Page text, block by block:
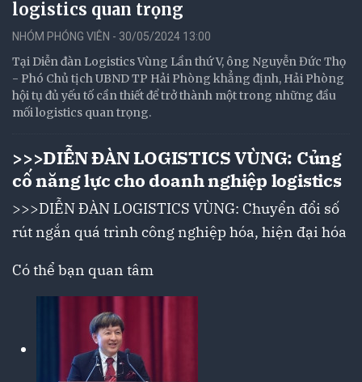
logistics quan trọng
NHÓM PHÓNG VIÊN - 30/05/2024 13:00
Tại Diễn đàn Logistics Vùng Lần thứ V, ông Nguyễn Đức Thọ
- Phó Chủ tịch UBND TP Hải Phòng khẳng định, Hải Phòng
hội tụ đủ yếu tố cần thiết để trở thành một trong những đầu
mối logistics quan trọng.
>>>DIỄN ĐÀN LOGISTICS VÙNG: Củng
cố năng lực cho doanh nghiệp logistics
>>>DIỄN ĐÀN LOGISTICS VÙNG: Chuyển đổi số
rút ngắn quá trình công nghiệp hóa, hiện đại hóa
Có thể bạn quan tâm